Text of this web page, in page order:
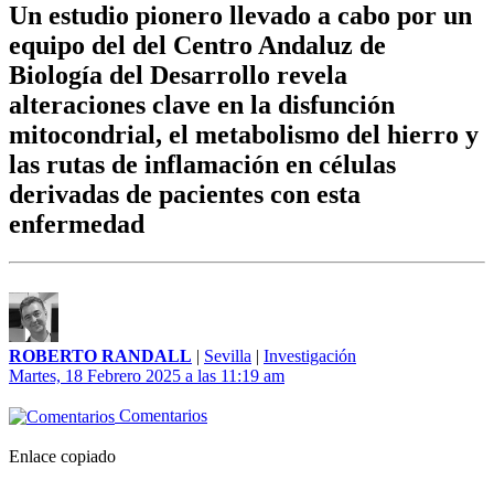
Un estudio pionero llevado a cabo por un
equipo del del Centro Andaluz de
Biología del Desarrollo revela
alteraciones clave en la disfunción
mitocondrial, el metabolismo del hierro y
las rutas de inflamación en células
derivadas de pacientes con esta
enfermedad
ROBERTO RANDALL | Sevilla | Investigación
Martes, 18 Febrero 2025 a las 11:19 am
Comentarios
Enlace copiado